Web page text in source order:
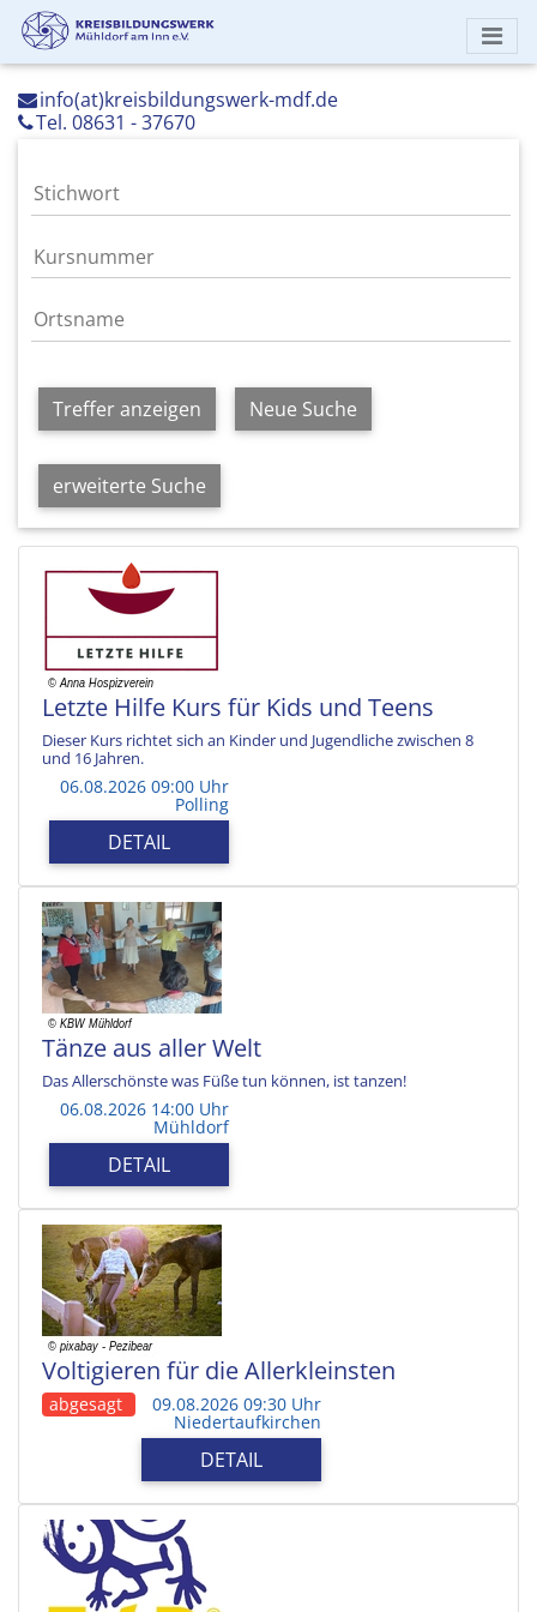
info(at)kreisbildungswerk-mdf.de
Tel. 08631 - 37670
Treffer anzeigen Neue Suche
erweiterte Suche
Letzte Hilfe Kurs für Kids und Teens
Dieser Kurs richtet sich an Kinder und Jugendliche zwischen 8
und 16 Jahren.
06.08.2026 09:00 Uhr
Polling
DETAIL
Tänze aus aller Welt
Das Allerschönste was Füße tun können, ist tanzen!
06.08.2026 14:00 Uhr
Mühldorf
DETAIL
Voltigieren für die Allerkleinsten
abgesagt 09.08.2026 09:30 Uhr
Niedertaufkirchen
DETAIL